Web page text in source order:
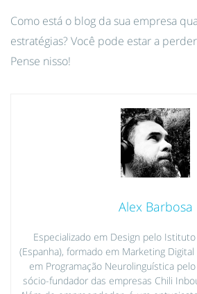
Como está o blog da sua empresa
estratégias? Você pode estar a
Pense nisso!
Alex Barbosa
Especializado em Design pelo
(Espanha), formado em Marketing
em Programação Neurolinguística
sócio-fundador das empresas Chili